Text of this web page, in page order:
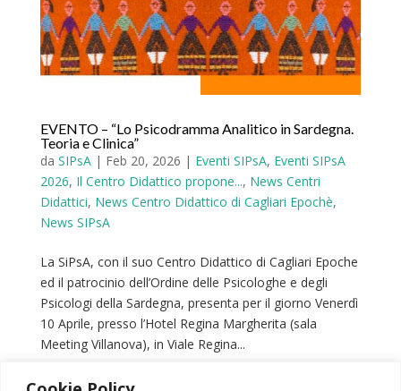
EVENTO – “Lo Psicodramma Analitico in Sardegna.
Teoria e Clinica”
da SIPsA| Feb 20, 2026 | Eventi SIPsA, Eventi SIPsA
2026, Il Centro Didattico propone..., News Centri
Didattici, News Centro Didattico di Cagliari Epochè,
News SIPsA
La SiPsA, con il suo Centro Didattico di Cagliari Epoche
ed il patrocinio dell’Ordine delle Psicologhe e degli
Psicologi della Sardegna, presenta per il giorno Venerdì
10 Aprile, presso l’Hotel Regina Margherita (sala
Meeting Villanova), in Viale Regina...